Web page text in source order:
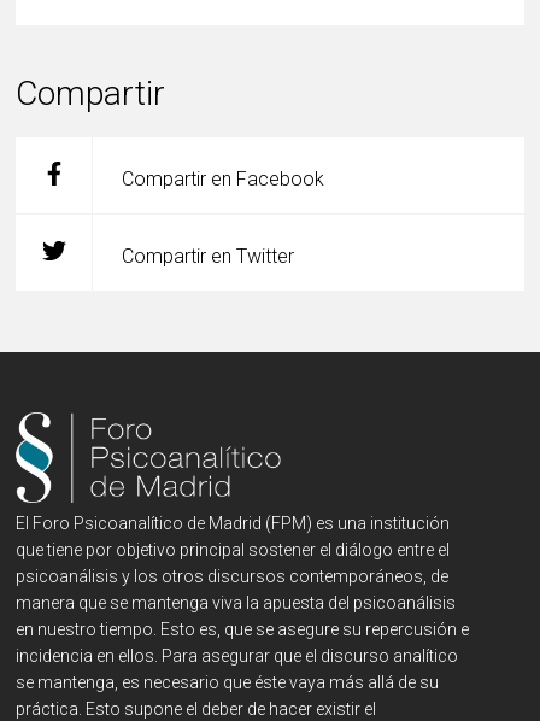
Compartir
Compartir en Facebook
Compartir en Twitter
El Foro Psicoanalítico de Madrid (FPM) es una institución
que tiene por objetivo principal sostener el diálogo entre el
psicoanálisis y los otros discursos contemporáneos, de
manera que se mantenga viva la apuesta del psicoanálisis
en nuestro tiempo. Esto es, que se asegure su repercusión e
incidencia en ellos. Para asegurar que el discurso analítico
se mantenga, es necesario que éste vaya más allá de su
práctica. Esto supone el deber de hacer existir el